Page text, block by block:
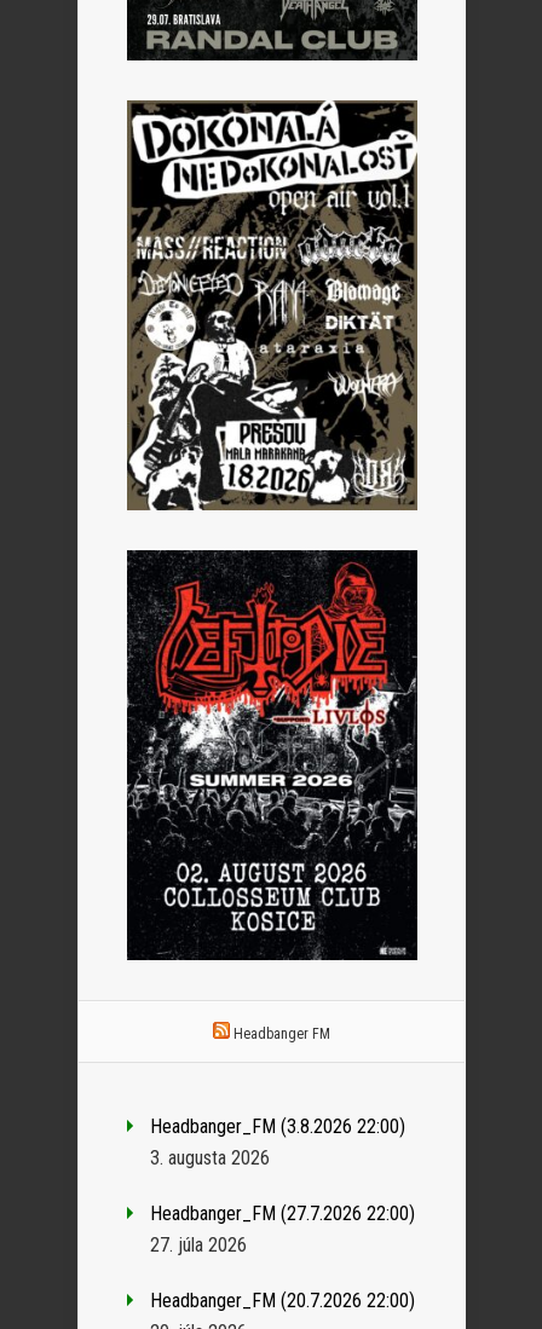
Headbanger FM
Headbanger_FM (3.8.2026 22:00)
3. augusta 2026
Headbanger_FM (27.7.2026 22:00)
27. júla 2026
Headbanger_FM (20.7.2026 22:00)